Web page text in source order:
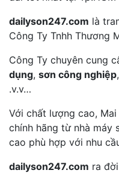
dailyson247.com là
Công Ty Tnhh Thương
Công Ty chuyên cung
dụng, sơn công nghiệp,
.v.v…
Với chất lượng cao,
chính hãng từ nhà máy
cao phù hợp với nhu
dailyson247.com ra